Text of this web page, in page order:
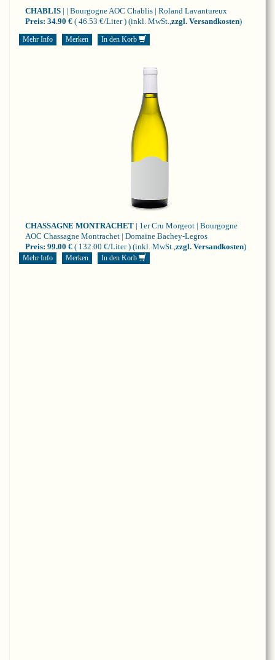
CHABLIS | | Bourgogne AOC Chablis | Roland Lavantureux
Preis: 34.90 € ( 46.53 €/Liter ) (inkl. MwSt., zzgl. Versandkosten)
Mehr Info Merken In den Korb
CHASSAGNE MONTRACHET | 1er Cru Morgeot | Bourgogne
AOC Chassagne Montrachet | Domaine Bachey-Legros
Preis: 99.00 € ( 132.00 €/Liter ) (inkl. MwSt., zzgl. Versandkosten)
Mehr Info Merken In den Korb